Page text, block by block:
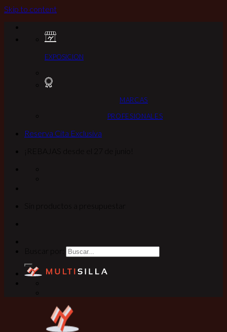
Skip to content
EXPOSICION
MARCAS
PROFESIONALES
Reserva Cita Exclusiva